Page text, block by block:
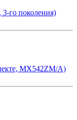
го поколения)
MX542ZM/A)